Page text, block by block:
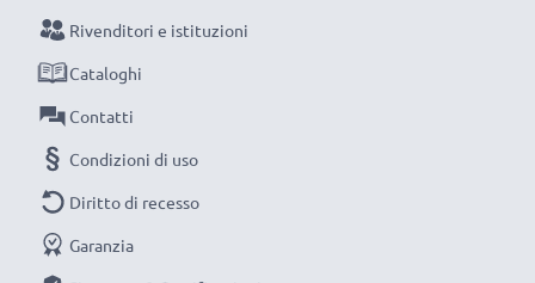
Rivenditori e istituzioni
Cataloghi
Contatti
Condizioni di uso
Diritto di recesso
Garanzia